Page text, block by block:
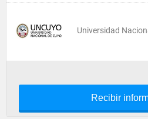
Universidad
Recibir